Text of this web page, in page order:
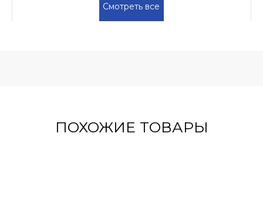
Смотреть все
ПОХОЖИЕ ТОВАРЫ